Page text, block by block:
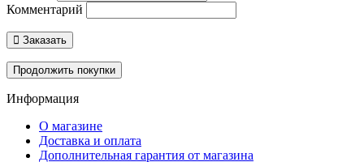
Комментарий
Заказать
Продолжить покупки
Информация
О магазине
Доставка и оплата
Дополнительная гарантия от магазина